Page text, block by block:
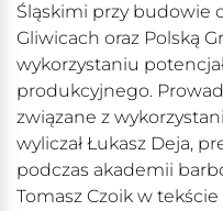
Śląskimi przy budowie
Gliwicach oraz Polską
wykorzystaniu
produkcyjnego.
związane z
wyliczał Łukasz Deja,
podczas akademii
Tomasz Czoik w